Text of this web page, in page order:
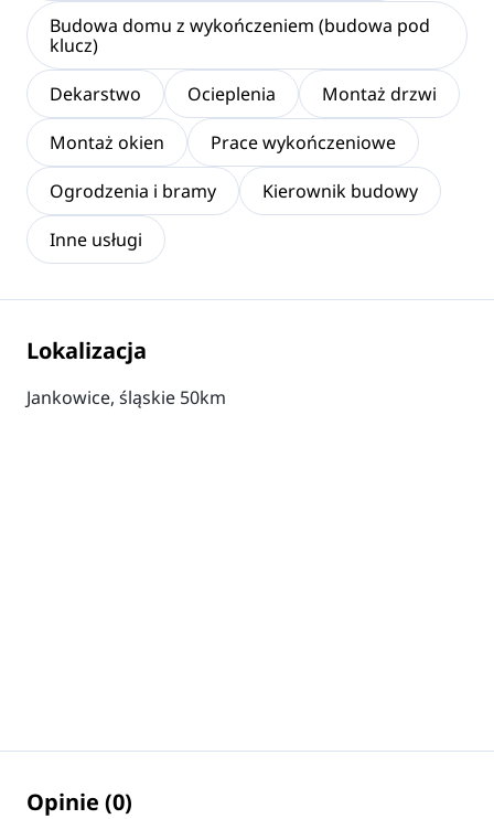
Budowa domu z wykończeniem (budowa pod
klucz)
Dekarstwo
Ocieplenia
Montaż drzwi
Montaż okien
Prace wykończeniowe
Ogrodzenia i bramy
Kierownik budowy
Inne usługi
Lokalizacja
Jankowice, śląskie 50km
Opinie (0)